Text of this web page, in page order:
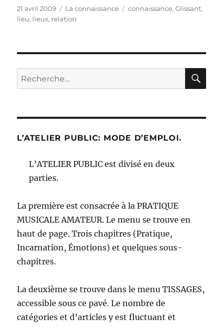
Publié
le
21 avril 2009 Catégories
La connaissance Étiquettes
connaissance,Glissant,
lieu, lieux, relation
Recherche
pour :
L’ATELIER PUBLIC: MODE D’EMPLOI.
L’ATELIER PUBLIC est divisé en deux
parties.
La première est consacrée à la PRATIQUE
MUSICALE AMATEUR. Le menu se trouve en
haut de page. Trois chapitres (Pratique,
Incarnation, Émotions) et quelques sous-
chapitres.
La deuxième se trouve dans le menu TISSAGES,
accessible sous ce pavé. Le nombre de
catégories et d’articles y est fluctuant et